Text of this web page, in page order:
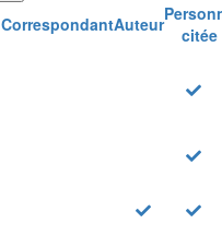
CorrespondantAuteur
citée